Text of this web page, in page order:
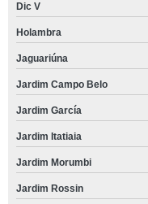
Dic V
Holambra
Jaguariúna
Jardim Campo Belo
Jardim García
Jardim Itatiaia
Jardim Morumbi
Jardim Rossin